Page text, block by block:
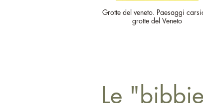
Grotte del veneto. Paesaggi
grotte del Veneto
Le